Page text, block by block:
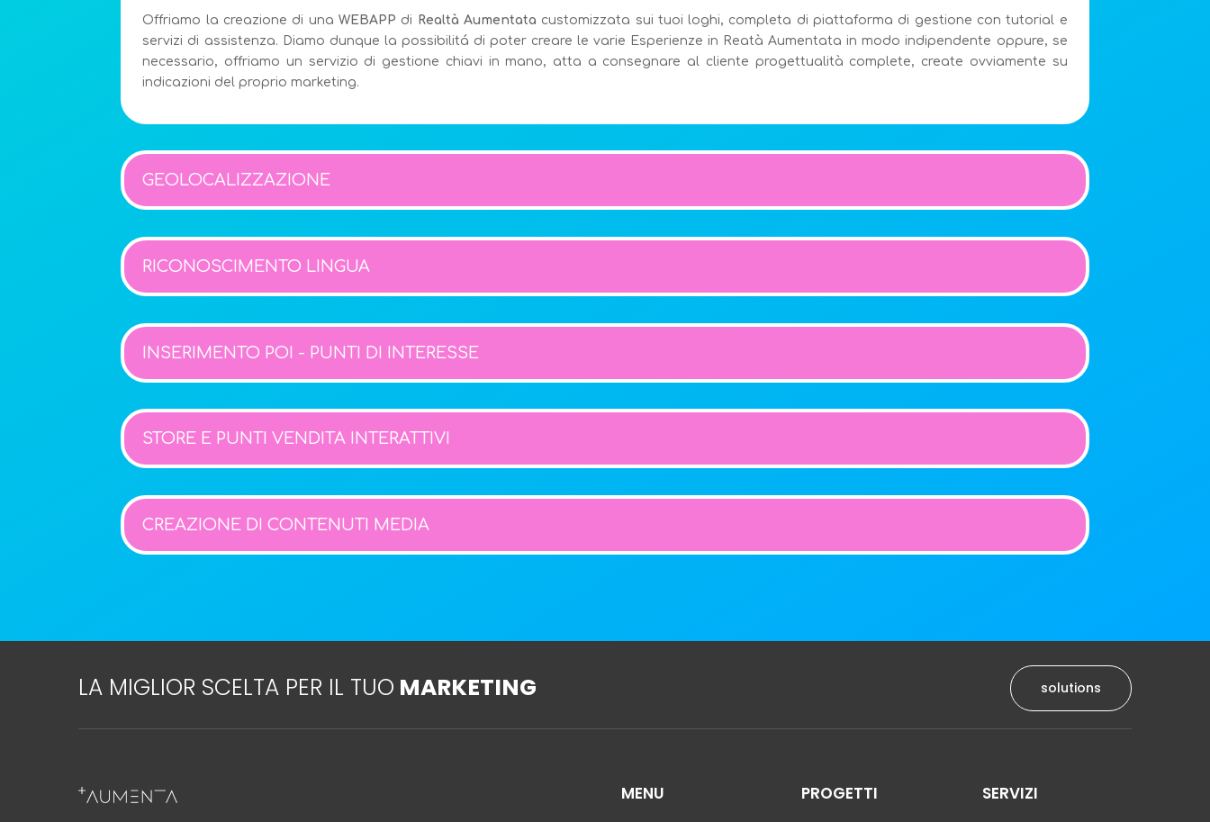
Offriamo la creazione di una WEBAPP di Realtà Aumentata customizzata sui tuoi loghi, completa di piattaforma di gestione con tutorial e
servizi di assistenza. Diamo dunque la possibilitá di poter creare le varie Esperienze in Reatà Aumentata in modo indipendente oppure, se
necessario, offriamo un servizio di gestione chiavi in mano, atta a consegnare al cliente progettualità complete, create ovviamente su
indicazioni del proprio marketing.
GEOLOCALIZZAZIONE
RICONOSCIMENTO LINGUA
INSERIMENTO POI - PUNTI DI INTERESSE
STORE E PUNTI VENDITA INTERATTIVI
CREAZIONE DI CONTENUTI MEDIA
LA MIGLIOR SCELTA PER IL TUO MARKETING solutions
MENU PROGETTI SERVIZI